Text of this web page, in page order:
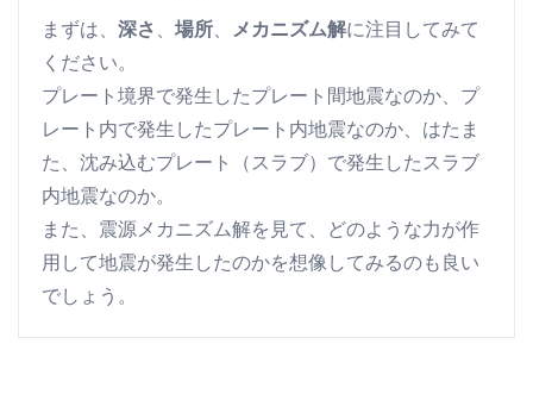
まずは、深さ、場所、 メカニズム解に注目してみて
ください。
プレート境界で発生したプレート間地震なのか、プ
レート内で発生したプレート内地震なのか、はたま
た、沈み込むプレート（スラブ）で発生したスラブ
内地震なのか。
また、震源メカニズム解を見て、どのような力が作
用して地震が発生したのかを想像してみるのも良い
でしょう。